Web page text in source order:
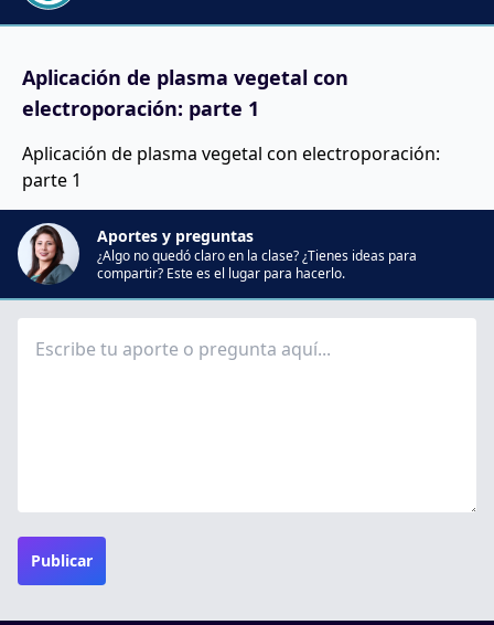
Aplicación de plasma vegetal con
electroporación: parte 1
Aplicación de plasma vegetal con electroporación:
parte 1
Aportes y preguntas
¿Algo no quedó claro en la clase? ¿Tienes ideas para
compartir? Este es el lugar para hacerlo.
Publicar